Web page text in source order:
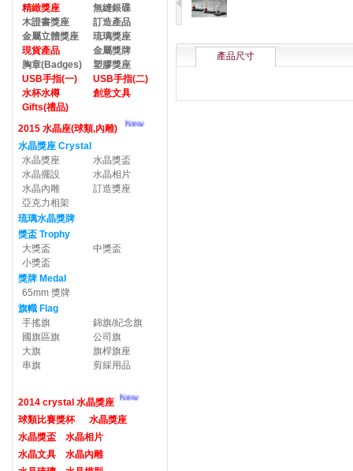
精緻獎座
無縫銀碟
木證書獎座
訂造產品
金屬立體獎座
琉璃獎座
現貨產品
金屬獎牌
胸章(Badges)
塑膠獎座
USB手指(一)
USB手指(二)
水杯水樽
創意文具
Gifts(禮品)
2015 水晶座(球類,內雕)
New
水晶獎座 Crystal
水晶獎座
水晶獎盃
水晶擺設
水晶相片
水晶內雕
訂造獎座
亞克力相架
琉璃水晶獎牌
獎盃 Trophy
大獎盃
中獎盃
小獎盃
獎牌 Medal
65mm 獎牌
旗幟 Flag
手搖旗
錦旗/紀念旗
國旗區旗
公司旗
大旗
旗桿旗座
串旗
剪綵用品
2014 crystal 水晶獎座 New
球類比賽獎杯
水晶獎座
水晶獎盃
水晶相片
水晶文具
水晶內雕
產品尺寸